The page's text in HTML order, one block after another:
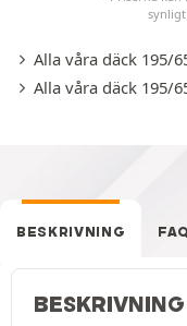
Alla våra däck 195/
Alla våra däck 195/
BESKRIVNING FAQ
BESKRIVNING